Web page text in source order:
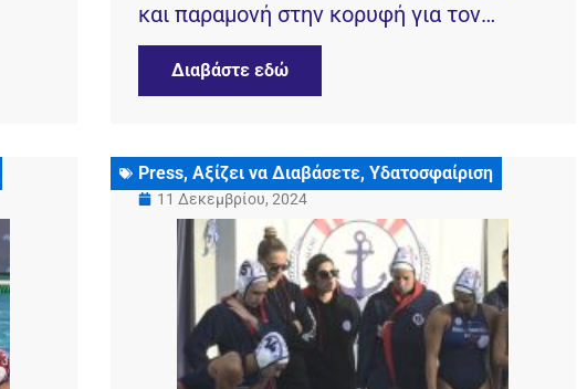
και παραμονή στην κορυφή για τον
Ν.Ο.Βουλιαγμένης
Διαβάστε εδώ
Press, Αξίζει να Διαβάσετε, Υδατοσφαίριση
11 Δεκεμβρίου, 2024